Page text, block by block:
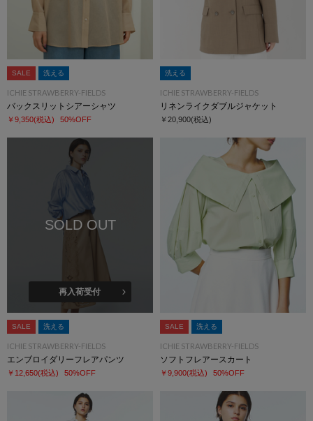
SALE 洗える
ICHIE STRAWBERRY-FIELDS
バックスリットシアーシャツ
￥9,350(税込) 50%OFF
洗える
ICHIE STRAWBERRY-FIELDS
リネンライクダブルジャケット
￥20,900(税込)
SOLD OUT
再入荷受付
SALE 洗える
ICHIE STRAWBERRY-FIELDS
エンブロイダリーフレアパンツ
￥12,650(税込) 50%OFF
SALE 洗える
ICHIE STRAWBERRY-FIELDS
ソフトフレアースカート
￥9,900(税込) 50%OFF